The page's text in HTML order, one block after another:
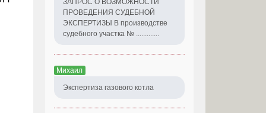
ПРОВЕДЕНИЯ СУДЕБНОЙ
ЭКСПЕРТИЗЫ В производстве
судебного участка № .............
Михаил
Экспертиза газового котла